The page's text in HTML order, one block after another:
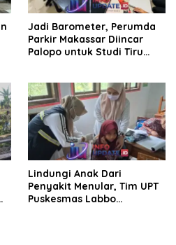
Jadi Barometer, Perumda
Parkir Makassar Diincar
Palopo untuk Studi Tiru
Lindungi Anak Dari
Penyakit Menular, Tim UPT
Puskesmas Labbo